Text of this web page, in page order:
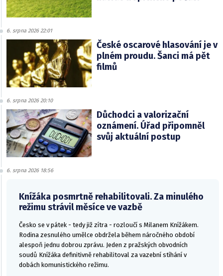
6. srpna 2026 22:01
České oscarové hlasování je v
plném proudu. Šanci má pět
filmů
6. srpna 2026 20:10
Důchodci a valorizační
oznámení. Úřad připomněl
svůj aktuální postup
6. srpna 2026 18:56
Knížáka posmrtně rehabilitovali. Za minulého
režimu strávil měsíce ve vazbě
Česko se v pátek - tedy již zítra - rozloučí s Milanem Knížákem.
Rodina zesnulého umělce obdržela během náročného období
alespoň jednu dobrou zprávu. Jeden z pražských obvodních
soudů Knížáka definitivně rehabilitoval za vazební stíhání v
dobách komunistického režimu.